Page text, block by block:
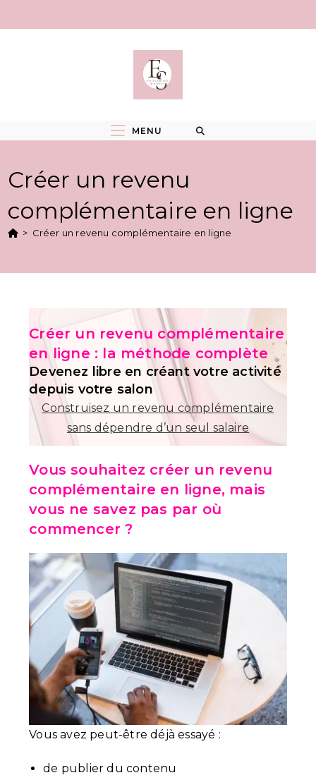
MENU
Créer un revenu
complémentaire en ligne
> Créer un revenu complémentaire en ligne
Créer un revenu complémentaire
en ligne : la méthode complète
Devenez libre en créant votre activité
depuis votre salon
Construisez un revenu complémentaire
sans dépendre d’un seul salaire
Vous souhaitez créer un revenu
complémentaire en ligne, mais
vous ne savez pas par où
commencer ?
Vous avez peut-être déjà essayé :
de publier du contenu